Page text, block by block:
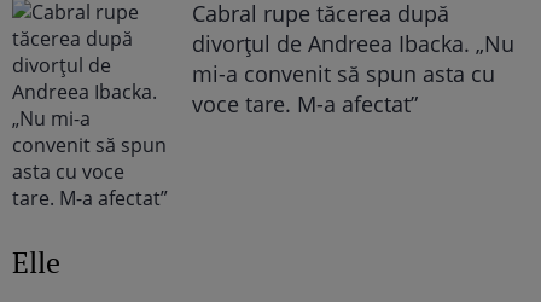
Cabral rupe tăcerea după
divorțul de Andreea Ibacka. „Nu
mi-a convenit să spun asta cu
voce tare. M-a afectat”
Elle